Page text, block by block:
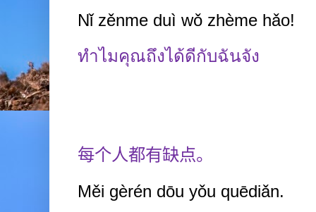
Nǐ zěnme duì wǒ zhème hǎo!
ทำไมคุณถึงได้ดีกับฉันจัง
每个人都有缺点。
Měi gèrén dōu yǒu quēdiǎn.